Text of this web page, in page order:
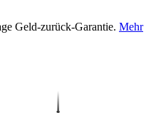
Geld-zurück-Garantie. Mehr